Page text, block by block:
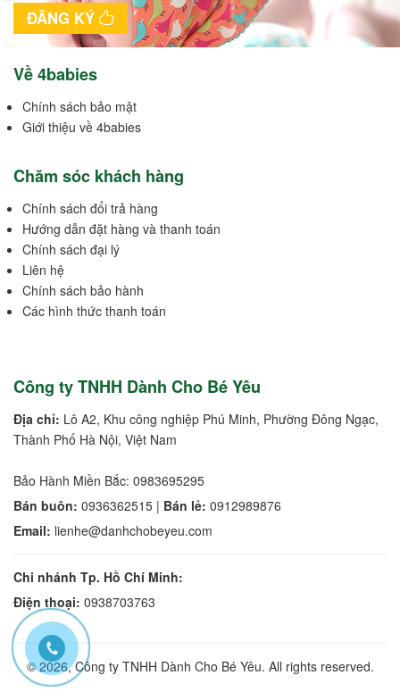
ĐĂNG KÝ
Về 4babies
Chính sách bảo mật
Giới thiệu về 4babies
Chăm sóc khách hàng
Chính sách đổi trả hàng
Hướng dẫn đặt hàng và thanh toán
Chính sách đại lý
Liên hệ
Chính sách bảo hành
Các hình thức thanh toán
Công ty TNHH Dành Cho Bé Yêu
Địa chỉ: Lô A2, Khu công nghiệp Phú Minh, Phường Đông Ngạc,
Thành Phố Hà Nội, Việt Nam
Bảo Hành Miền Bắc: 0983695295
Bán buôn: 0936362515 | Bán lẻ: 0912989876
Email: lienhe@danhchobeyeu.com
Chi nhánh Tp. Hồ Chí Minh:
Điện thoại: 0938703763
© 2026, Công ty TNHH Dành Cho Bé Yêu. All rights reserved.